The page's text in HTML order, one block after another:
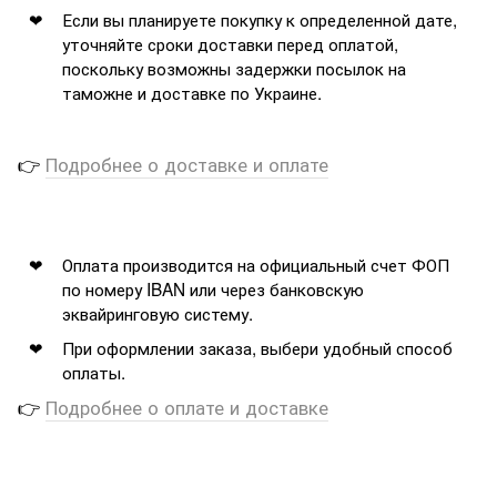
Если вы планируете покупку к определенной дате,
уточняйте сроки доставки перед оплатой,
поскольку возможны задержки посылок на
таможне и доставке по Украине.
👉 Подробнее о доставке и оплате
Оплата производится на официальный счет ФОП
по номеру IBAN или через банковскую
эквайринговую систему.
При оформлении заказа, выбери удобный способ
оплаты.
👉 Подробнее о оплате и доставке